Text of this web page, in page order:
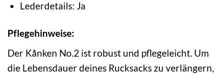
Lederdetails: Ja
Pflegehinweise:
Der Kånken No.2 ist robust und pflegeleicht. Um
die Lebensdauer deines Rucksacks zu verlängern,